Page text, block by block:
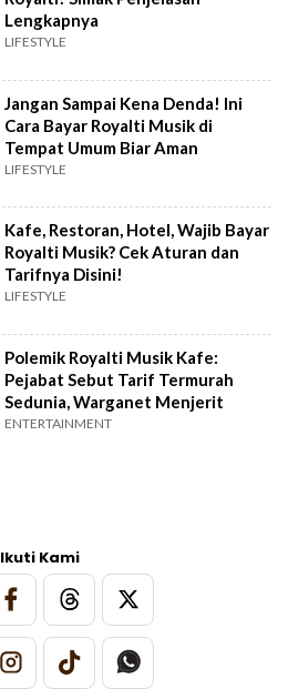
Lengkapnya
LIFESTYLE
Jangan Sampai Kena Denda! Ini
Cara Bayar Royalti Musik di
Tempat Umum Biar Aman
LIFESTYLE
Kafe, Restoran, Hotel, Wajib Bayar
Royalti Musik? Cek Aturan dan
Tarifnya Disini!
LIFESTYLE
Polemik Royalti Musik Kafe:
Pejabat Sebut Tarif Termurah
Sedunia, Warganet Menjerit
ENTERTAINMENT
Ikuti Kami